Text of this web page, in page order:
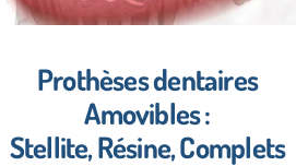
Prothèses dentaires
Amovibles :
Stellite, Résine, Complets